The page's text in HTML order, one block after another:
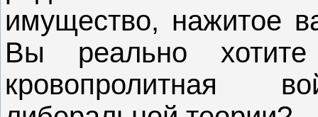
имущество, нажитое
Вы реально
кровопролитная